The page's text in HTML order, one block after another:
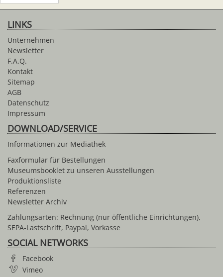
LINKS
Unternehmen
Newsletter
F.A.Q.
Kontakt
Sitemap
AGB
Datenschutz
Impressum
DOWNLOAD/SERVICE
Informationen zur Mediathek
Faxformular für Bestellungen
Museumsbooklet zu unseren Ausstellungen
Produktionsliste
Referenzen
Newsletter Archiv
Zahlungsarten: Rechnung (nur öffentliche Einrichtungen),
SEPA-Lastschrift, Paypal, Vorkasse
SOCIAL NETWORKS
Facebook
Vimeo